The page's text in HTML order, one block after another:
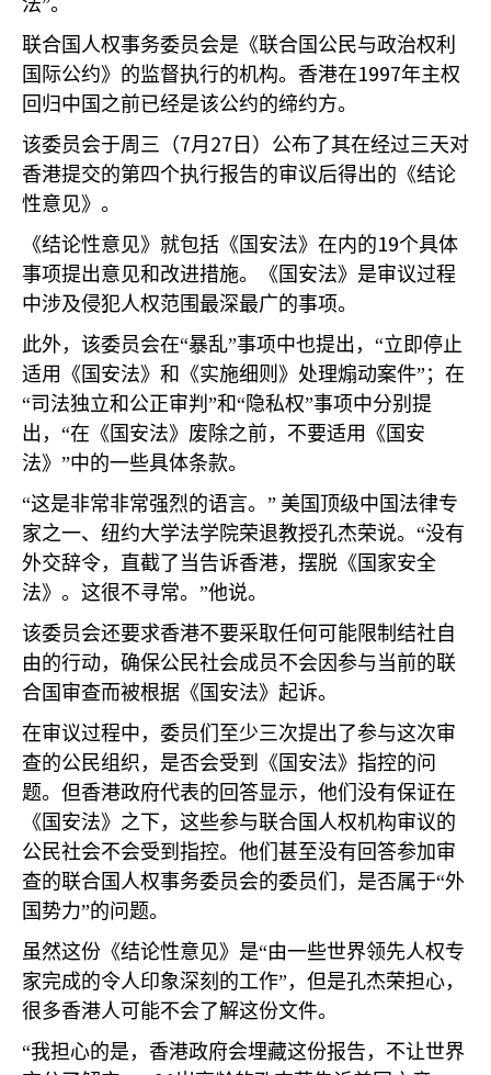
法”。
联合国人权事务委员会是《联合国公民与政治权利
国际公约》的监督执行的机构。香港在1997年主权
回归中国之前已经是该公约的缔约方。
该委员会于周三（7月 27 日）公布了其在经过三天对
香港提交的第四个执行报告的审议后得出的《结论
性意见》。
《结论性意见》就包括《国安法》在内的19个具体
事项提出意见和改进措施。《国安法》是审议过程
中涉及侵犯人权范围最深最广的事项。
此外，该委员会在“暴乱”事项中也提出，“立即停止
适用《国安法》和《实施细则》处理煽动案件”；在
“司法独立和公正审判”和“隐私权”事项中分别提
出，“在《国安法》废除之前，不要适用《国安
法》”中的一些具体条款。
“这是非常非常强烈的语言。” 美国顶级中国法律专
家之一、纽约大学法学院荣退教授孔杰荣说。“没有
外交辞令，直截了当告诉香港，摆脱《国家安全
法》。这很不寻常。”他说。
该委员会还要求香港不要采取任何可能限制结社自
由的行动，确保公民社会成员不会因参与当前的联
合国审查而被根据《国安法》起诉。
在审议过程中，委员们至少三次提出了参与这次审
查的公民组织，是否会受到《国安法》指控的问
题。但香港政府代表的回答显示，他们没有保证在
《国安法》之下，这些参与联合国人权机构审议的
公民社会不会受到指控。他们甚至没有回答参加审
查的联合国人权事务委员会的委员们，是否属于“外
国势力”的问题。
虽然这份《结论性意见》是“由一些世界领先人权专
家完成的令人印象深刻的工作”，但是孔杰荣担心，
很多香港人可能不会了解这份文件。
“我担心的是，香港政府会埋藏这份报告，不让世界